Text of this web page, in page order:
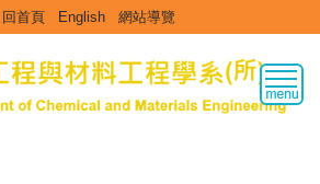
回首頁 English 網站導覽